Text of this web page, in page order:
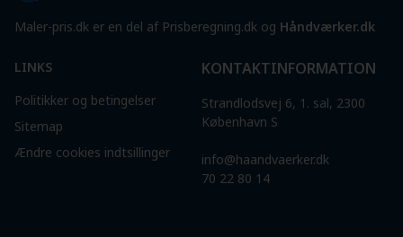
Maler-pris.dk er en del af Prisberegning.dk og Håndværker.dk
LINKS
Politikker og betingelser
Sitemap
Ændre cookies indtsillinger
KONTAKTINFORMATION
Strandlodsvej 6, 1. sal, 2300
København S
info@haandvaerker.dk
70 22 80 14